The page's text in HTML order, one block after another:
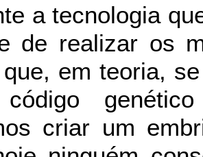
a tecnologia
de realizar os
em teoria,
criar um